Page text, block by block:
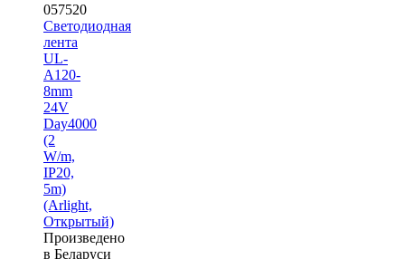
057520
Светодиодная
лента
UL-
A120-
8mm
24V
Day4000
(2
W/m,
IP20,
5m)
(Arlight,
Открытый)
Произведено
в Беларуси